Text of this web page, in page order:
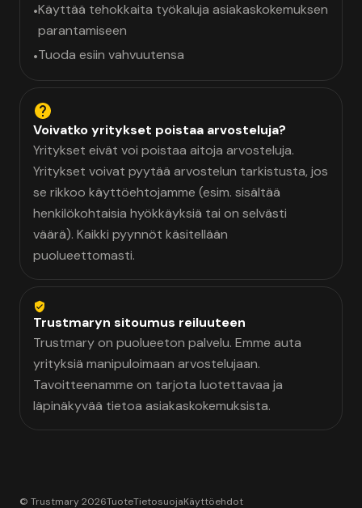
•Käyttää tehokkaita työkaluja asiakaskokemuksen
parantamiseen
•Tuoda esiin vahvuutensa
Voivatko yritykset poistaa arvosteluja?
Yritykset eivät voi poistaa aitoja arvosteluja.
Yritykset voivat pyytää arvostelun tarkistusta, jos
se rikkoo käyttöehtojamme (esim. sisältää
henkilökohtaisia hyökkäyksiä tai on selvästi
väärä). Kaikki pyynnöt käsitellään
puolueettomasti.
Trustmaryn sitoumus reiluuteen
Trustmary on puolueeton palvelu. Emme auta
yrityksiä manipuloimaan arvostelujaan.
Tavoitteenamme on tarjota luotettavaa ja
läpinäkyvää tietoa asiakaskokemuksista.
© Trustmary 2026TuoteTietosuojaKäyttöehdot